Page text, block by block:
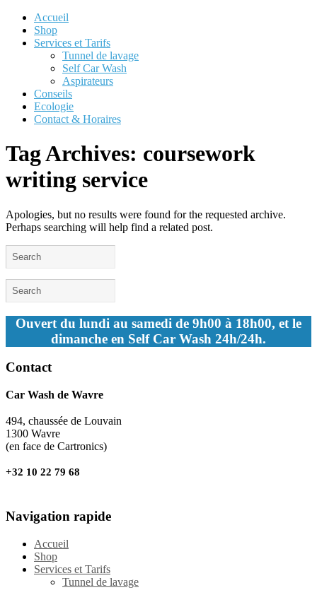
Accueil
Shop
Services et Tarifs
Tunnel de lavage
Self Car Wash
Aspirateurs
Conseils
Ecologie
Contact & Horaires
Tag Archives: coursework
writing service
Apologies, but no results were found for the requested archive.
Perhaps searching will help find a related post.
Ouvert du lundi au samedi de 9h00 à 18h00, et le
dimanche en Self Car Wash 24h/24h.
Contact
Car Wash de Wavre
494, chaussée de Louvain
1300 Wavre
(en face de Cartronics)
+32 10 22 79 68
Navigation rapide
Accueil
Shop
Services et Tarifs
Tunnel de lavage